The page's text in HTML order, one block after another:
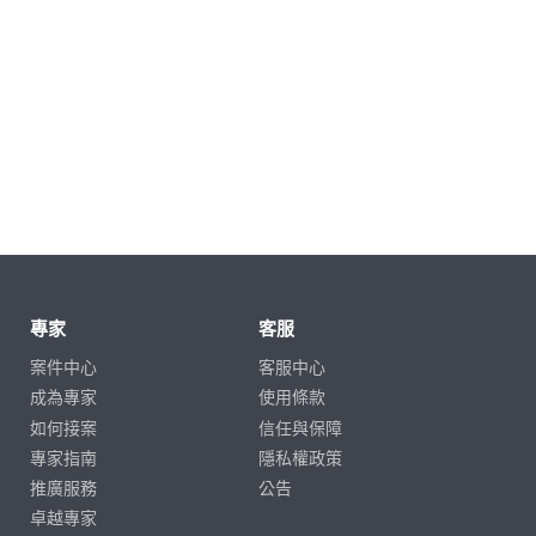
專家
案件中心
成為專家
如何接案
專家指南
推廣服務
卓越專家
客服
客服中心
使用條款
信任與保障
隱私權政策
公告